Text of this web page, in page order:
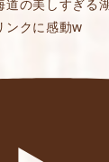
の美しすぎる
ンクに感動w